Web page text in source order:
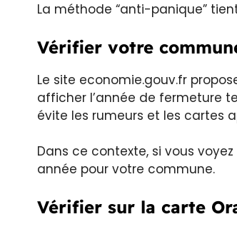
La méthode “anti-panique”
Vérifier votre
Le site economie.gouv.fr
afficher l’année de fermeture
évite les rumeurs et les cartes
Dans ce contexte, si vous
année pour votre commune.
Vérifier sur la carte